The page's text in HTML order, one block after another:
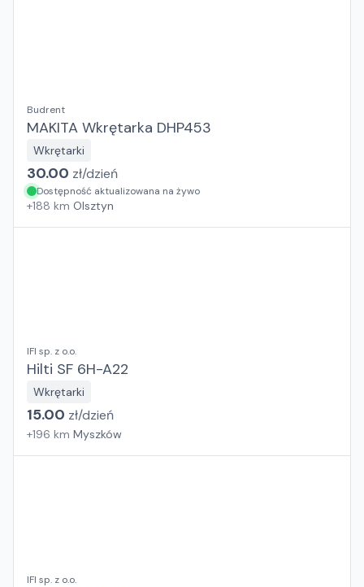
Budrent
MAKITA Wkrętarka DHP453
Wkrętarki
30.00 zł/dzień
Dostępność aktualizowana na żywo
+188 km Olsztyn
IFI sp. z o.o.
Hilti SF 6H-A22
Wkrętarki
15.00 zł/dzień
+196 km Myszków
IFI sp. z o.o.